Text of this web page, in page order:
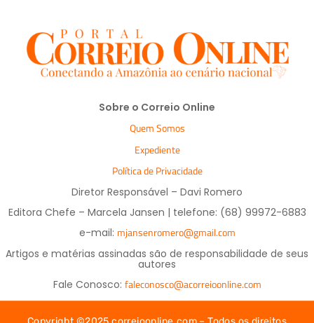
Sobre o Correio Online
Quem Somos
Expediente
Política de Privacidade
Diretor Responsável – Davi Romero
Editora Chefe – Marcela Jansen | telefone: (68) 99972-6883
e-mail: mjansenromero@gmail.com
Artigos e matérias assinadas são de responsabilidade de seus
autores
Fale Conosco: faleconosco@acorreioonline.com